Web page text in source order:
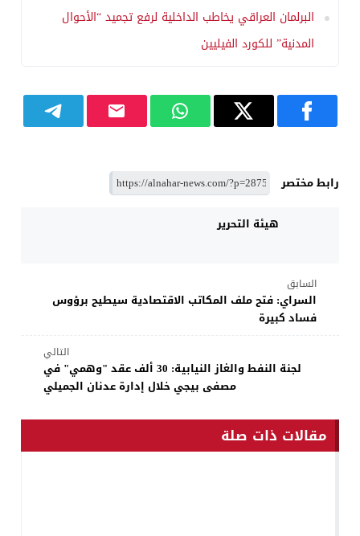
البرلمان العراقي يخاطب الداخلية لرفع تجميد “الأحوال
المدنية” للكورد الفيليين
رابط مختصر
هيئة التحرير
السابق
السراي: فتح ملف المكاتب الاقتصادية سيطيح برؤوس
فساد كبيرة
التالي
لجنة النفط والغاز النيابية: 30 ألف عقد "وهمي" في
مصفى بيجي خلال إدارة عدنان الجميلي
مقالات ذات صلة